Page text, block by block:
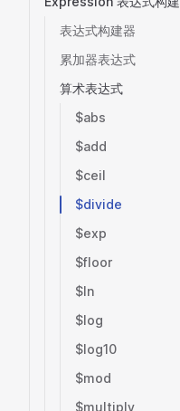
表达式构建器
累加器表达式
算术表达式
$abs
$add
$ceil
$divide
$exp
$floor
$ln
$log
$log10
$mod
$multiply